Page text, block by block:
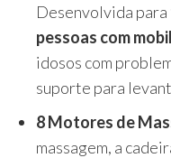
Desenvolvida para
pessoas com
idosos com
suporte para
8 Motores de
massagem, a